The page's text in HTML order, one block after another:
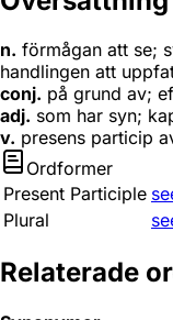
n. förmågan att se;
handlingen att
conj. på grund av;
adj. som har syn;
v. presens particip
Ordformer
Present Participle
Plural
Relaterade